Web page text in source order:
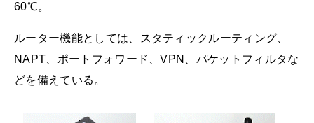
60℃。
ルーター機能としては、スタティックルーティング、
NAPT、ポートフォワード、VPN、パケットフィルタな
どを備えている。